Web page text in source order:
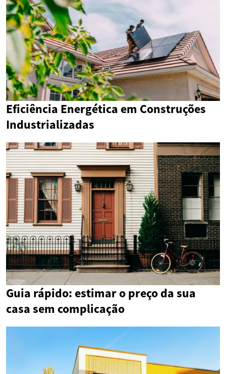
Eficiência Energética em Construções
Industrializadas
Guia rápido: estimar o preço da sua
casa sem complicação